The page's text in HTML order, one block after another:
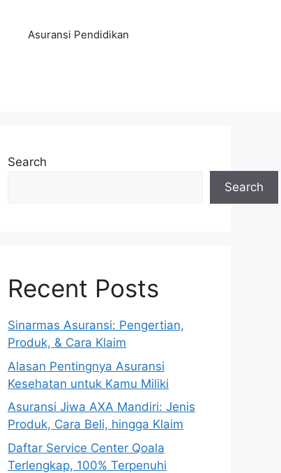
Asuransi Pendidikan
Search
Search
Recent Posts
Sinarmas Asuransi: Pengertian,
Produk, & Cara Klaim
Alasan Pentingnya Asuransi
Kesehatan untuk Kamu Miliki
Asuransi Jiwa AXA Mandiri: Jenis
Produk, Cara Beli, hingga Klaim
Daftar Service Center Qoala
Terlengkap, 100% Terpenuhi